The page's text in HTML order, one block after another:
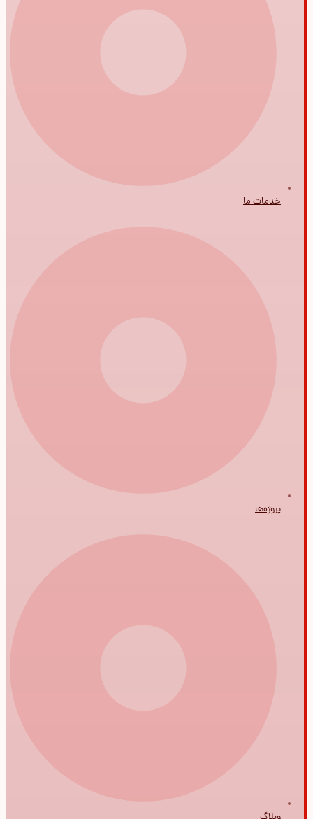
خدمات ما
پروژه‌ها